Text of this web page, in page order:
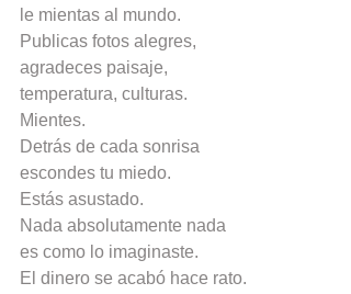
le mientas al mundo.
Publicas fotos alegres,
agradeces paisaje,
temperatura, culturas.
Mientes.
Detrás de cada sonrisa
escondes tu miedo.
Estás asustado.
Nada absolutamente nada
es como lo imaginaste.
El dinero se acabó hace rato.